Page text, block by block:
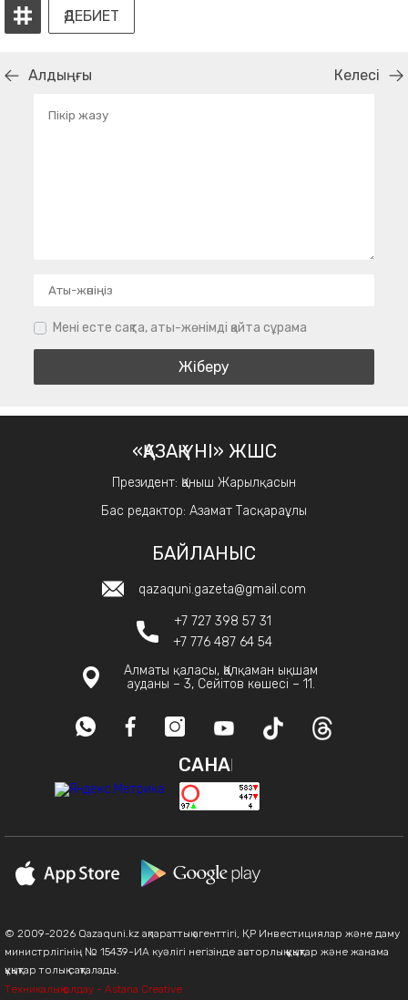
ӘДЕБИЕТ
Алдыңғы Келесі
Мені есте сақта, аты-жөнімді қайта сұрама
«ҚАЗАҚ ҮНІ» ЖШС
Президент: Қаныш Жарылқасын
Бас редактор: Азамат Тасқараұлы
БАЙЛАНЫС
qazaquni.gazeta@gmail.com
+7 727 398 57 31
+7 776 487 64 54
Алматы қаласы, Қалқаман ықшам
ауданы – 3, Сейітов көшесі – 11.
САНАҚ
© 2009-2026 Qazaquni.kz ақпараттық агенттігі, ҚР Инвестициялар және даму
министрлігінің № 15439-ИА куәлігі негізінде авторлық құқықтар және жанама
құқықтар толық сақталады.
Техникалық қолдау - Astana Creative